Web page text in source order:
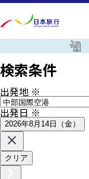
検索条件
出発地 ※
出発日※
2026年8月14日（金）
クリア